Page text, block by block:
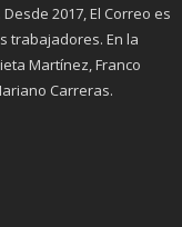
2017, El Correo es
trabajadores. En la
Martínez, Franco
Carreras.